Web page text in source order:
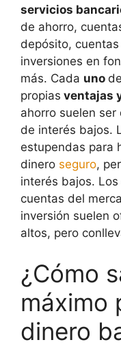
servicios
de ahorro,
depósito,
inversiones en
más. Cada uno
propias ventajas
ahorro suelen
de interés bajos.
estupendas para
dinero seguro,
interés bajos.
cuentas del
inversión suelen
altos, pero
¿Cómo
máximo
dinero